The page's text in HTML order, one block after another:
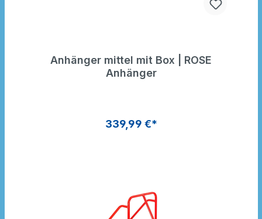
Anhänger mittel mit Box | ROSE
Anhänger
339,99 €*